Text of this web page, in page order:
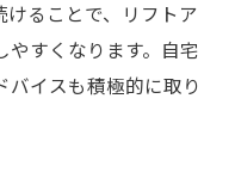
ることで、リフトア
やすくなります。自宅
バイスも積極的に取り